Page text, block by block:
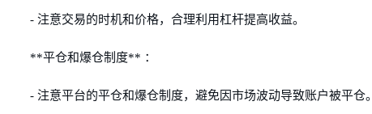
- 注意交易的时机和价格，合理利用杠杆提高收益。
**平仓和爆仓制度** ：
- 注意平台的平仓和爆仓制度，避免因市场波动导致账户被平仓。